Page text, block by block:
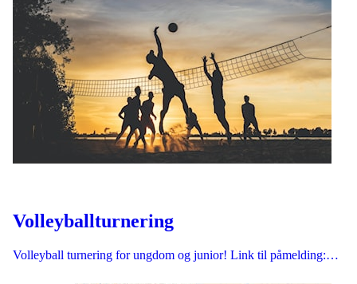
Volleyballturnering
Volleyball turnering for ungdom og junior! Link til påmelding:…